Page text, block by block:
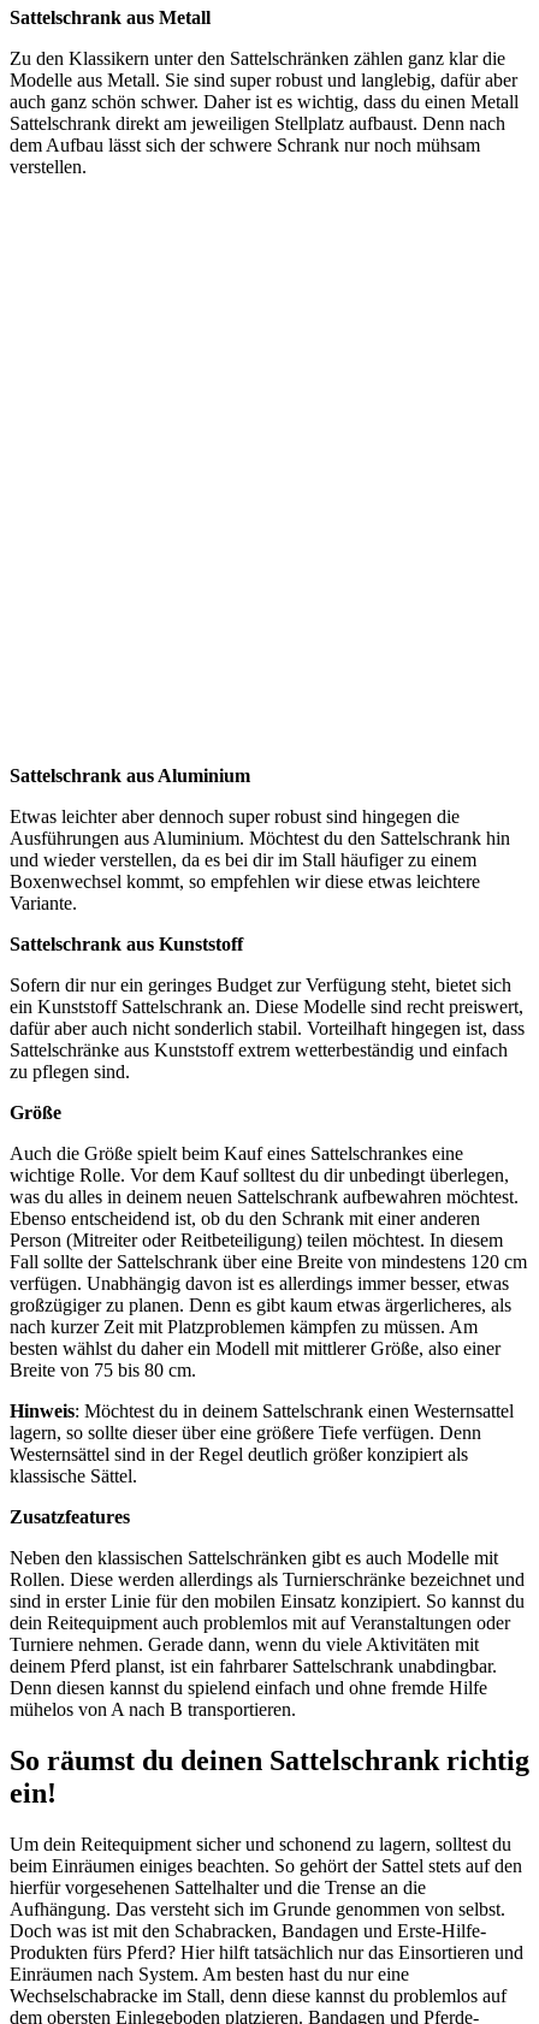
Sattelschrank aus Metall
Zu den Klassikern unter den Sattelschränken zählen ganz klar die
Modelle aus Metall. Sie sind super robust und langlebig, dafür aber
auch ganz schön schwer. Daher ist es wichtig, dass du einen Metall
Sattelschrank direkt am jeweiligen Stellplatz aufbaust. Denn nach
dem Aufbau lässt sich der schwere Schrank nur noch mühsam
verstellen.
Sattelschrank aus Aluminium
Etwas leichter aber dennoch super robust sind hingegen die
Ausführungen aus Aluminium. Möchtest du den Sattelschrank hin
und wieder verstellen, da es bei dir im Stall häufiger zu einem
Boxenwechsel kommt, so empfehlen wir diese etwas leichtere
Variante.
Sattelschrank aus Kunststoff
Sofern dir nur ein geringes Budget zur Verfügung steht, bietet sich
ein Kunststoff Sattelschrank an. Diese Modelle sind recht preiswert,
dafür aber auch nicht sonderlich stabil. Vorteilhaft hingegen ist, dass
Sattelschränke aus Kunststoff extrem wetterbeständig und einfach
zu pflegen sind.
Größe
Auch die Größe spielt beim Kauf eines Sattelschrankes eine
wichtige Rolle. Vor dem Kauf solltest du dir unbedingt überlegen,
was du alles in deinem neuen Sattelschrank aufbewahren möchtest.
Ebenso entscheidend ist, ob du den Schrank mit einer anderen
Person (Mitreiter oder Reitbeteiligung) teilen möchtest. In diesem
Fall sollte der Sattelschrank über eine Breite von mindestens 120 cm
verfügen. Unabhängig davon ist es allerdings immer besser, etwas
großzügiger zu planen. Denn es gibt kaum etwas ärgerlicheres, als
nach kurzer Zeit mit Platzproblemen kämpfen zu müssen. Am
besten wählst du daher ein Modell mit mittlerer Größe, also einer
Breite von 75 bis 80 cm.
Hinweis: Möchtest du in deinem Sattelschrank einen Westernsattel
lagern, so sollte dieser über eine größere Tiefe verfügen. Denn
Westernsättel sind in der Regel deutlich größer konzipiert als
klassische Sättel.
Zusatzfeatures
Neben den klassischen Sattelschränken gibt es auch Modelle mit
Rollen. Diese werden allerdings als Turnierschränke bezeichnet und
sind in erster Linie für den mobilen Einsatz konzipiert. So kannst du
dein Reitequipment auch problemlos mit auf Veranstaltungen oder
Turniere nehmen. Gerade dann, wenn du viele Aktivitäten mit
deinem Pferd planst, ist ein fahrbarer Sattelschrank unabdingbar.
Denn diesen kannst du spielend einfach und ohne fremde Hilfe
mühelos von A nach B transportieren.
So räumst du deinen Sattelschrank richtig
ein!
Um dein Reitequipment sicher und schonend zu lagern, solltest du
beim Einräumen einiges beachten. So gehört der Sattel stets auf den
hierfür vorgesehenen Sattelhalter und die Trense an die
Aufhängung. Das versteht sich im Grunde genommen von selbst.
Doch was ist mit den Schabracken, Bandagen und Erste-Hilfe-
Produkten fürs Pferd? Hier hilft tatsächlich nur das Einsortieren und
Einräumen nach System. Am besten hast du nur eine
Wechselschabracke im Stall, denn diese kannst du problemlos auf
dem obersten Einlegeboden platzieren. Bandagen und Pferde-